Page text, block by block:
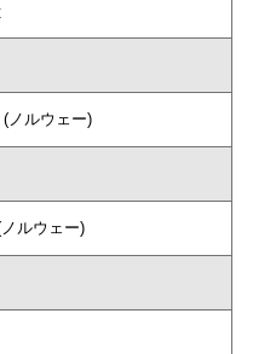
(ノルウェー)
ルウェー)